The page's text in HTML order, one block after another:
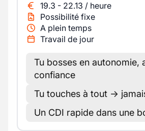
19.3 - 22.13 / heure
Possibilité fixe
A plein temps
Travail de jour
Tu bosses en autonomie,
confiance
Tu touches à tout →
Un CDI rapide dans une